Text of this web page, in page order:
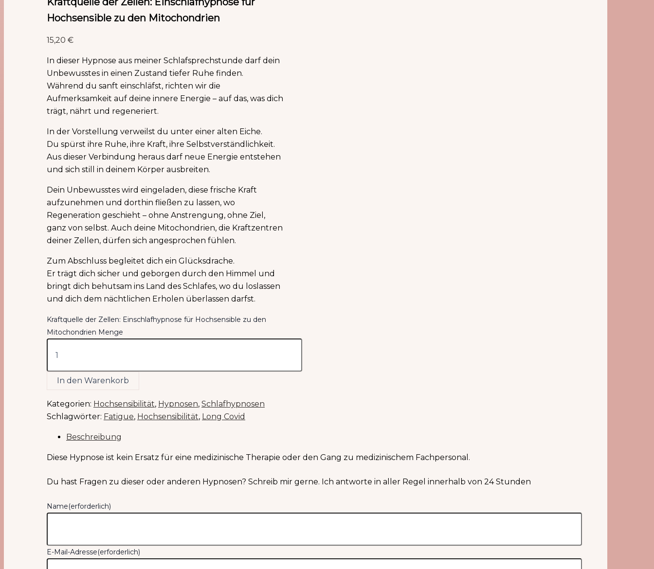
Hochsensible zu den Mitochondrien
15,20 €
In dieser Hypnose aus meiner Schlafsprechstunde darf dein
Unbewusstes in einen Zustand tiefer Ruhe finden.
Während du sanft einschläfst, richten wir die
Aufmerksamkeit auf deine innere Energie – auf das, was dich
trägt, nährt und regeneriert.
In der Vorstellung verweilst du unter einer alten Eiche.
Du spürst ihre Ruhe, ihre Kraft, ihre Selbstverständlichkeit.
Aus dieser Verbindung heraus darf neue Energie entstehen
und sich still in deinem Körper ausbreiten.
Dein Unbewusstes wird eingeladen, diese frische Kraft
aufzunehmen und dorthin fließen zu lassen, wo
Regeneration geschieht – ohne Anstrengung, ohne Ziel,
ganz von selbst. Auch deine Mitochondrien, die Kraftzentren
deiner Zellen, dürfen sich angesprochen fühlen.
Zum Abschluss begleitet dich ein Glücksdrache.
Er trägt dich sicher und geborgen durch den Himmel und
bringt dich behutsam ins Land des Schlafes, wo du loslassen
und dich dem nächtlichen Erholen überlassen darfst.
Kraftquelle der Zellen: Einschlafhypnose für Hochsensible zu den
Mitochondrien Menge
In den Warenkorb
Kategorien: Hochsensibilität, Hypnosen, Schlafhypnosen
Schlagwörter: Fatigue, Hochsensibilität, Long Covid
Beschreibung
Diese Hypnose ist kein Ersatz für eine medizinische Therapie oder den Gang zu medizinischem Fachpersonal.
Du hast Fragen zu dieser oder anderen Hypnosen? Schreib mir gerne. Ich antworte in aller Regel innerhalb von 24 Stunden
Name(erforderlich)
E-Mail-Adresse(erforderlich)